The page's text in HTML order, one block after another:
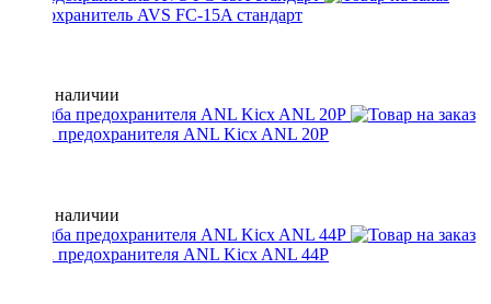
Предохранитель AVS FC-15A стандарт
Нет в наличии
Колба предохранителя ANL Kicx ANL 20P
Нет в наличии
Колба предохранителя ANL Kicx ANL 44P